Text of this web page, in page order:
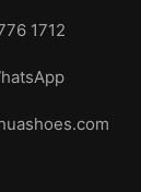
1712